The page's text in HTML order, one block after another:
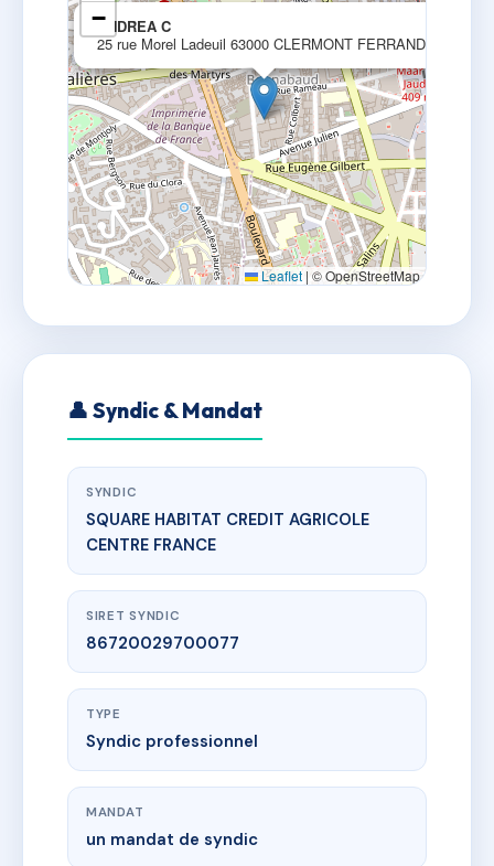
ANDREA C
25 rue Morel Ladeuil 63000 CLERMONT FERRAND
−
Leaflet | © OpenStreetMap
👤 Syndic & Mandat
SYNDIC
SQUARE HABITAT CREDIT AGRICOLE
CENTRE FRANCE
SIRET SYNDIC
86720029700077
TYPE
Syndic professionnel
MANDAT
un mandat de syndic